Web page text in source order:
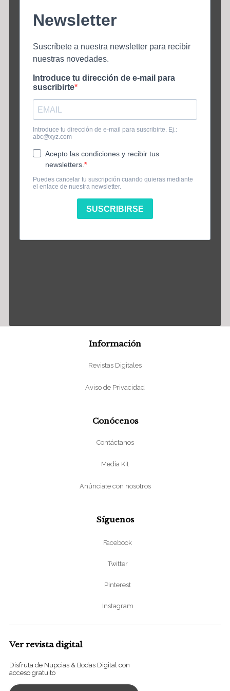
Información
Revistas Digitales
Aviso de Privacidad
Conócenos
Contáctanos
Media Kit
Anúnciate con nosotros
Síguenos
Facebook
Twitter
Pinterest
Instagram
Ver revista digital
Disfruta de Nupcias & Bodas Digital con
acceso gratuito